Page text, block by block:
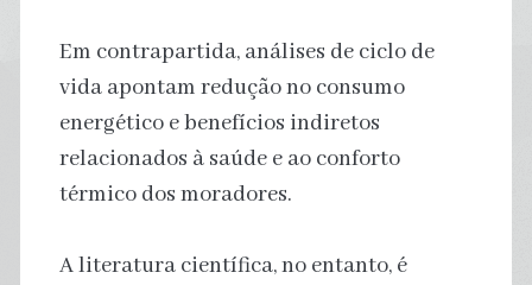
Em contrapartida, análises de ciclo de
vida apontam redução no consumo
energético e benefícios indiretos
relacionados à saúde e ao conforto
térmico dos moradores.
A literatura científica, no entanto, é